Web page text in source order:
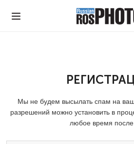
Мы не будем высылать спам на
разрешений можно установить в
любое время после